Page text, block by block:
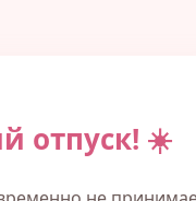
отпуск! ☀️